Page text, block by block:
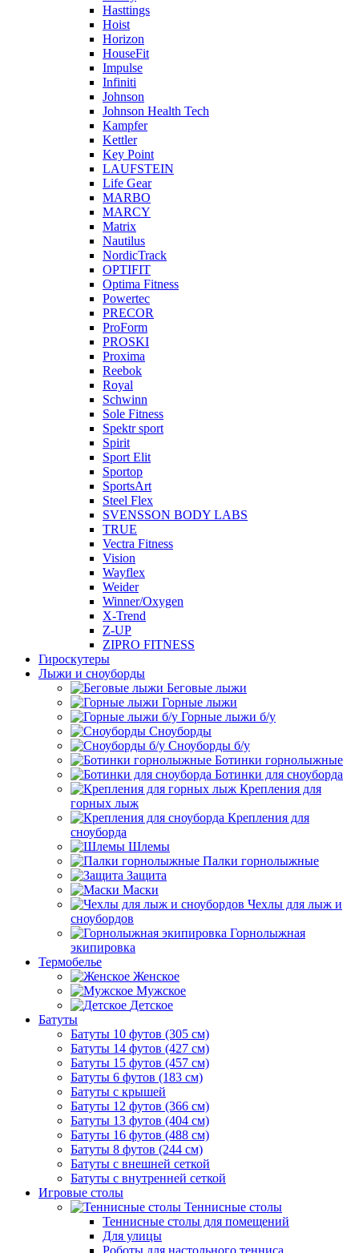
Hasttings
Hoist
Horizon
HouseFit
Impulse
Infiniti
Johnson
Johnson Health Tech
Kampfer
Kettler
Key Point
LAUFSTEIN
Life Gear
MARBO
MARCY
Matrix
Nautilus
NordicTrack
OPTIFIT
Optima Fitness
Powertec
PRECOR
ProForm
PROSKI
Proxima
Reebok
Royal
Schwinn
Sole Fitness
Spektr sport
Spirit
Sport Elit
Sportop
SportsArt
Steel Flex
SVENSSON BODY LABS
TRUE
Vectra Fitness
Vision
Wayflex
Weider
Winner/Oxygen
X-Trend
Z-UP
ZIPRO FITNESS
Гироскутеры
Лыжи и сноуборды
Беговые лыжи
Горные лыжи
Горные лыжи б/у
Сноуборды
Сноуборды б/у
Ботинки горнолыжные
Ботинки для сноуборда
Крепления для
горных лыж
Крепления для
сноуборда
Шлемы
Палки горнолыжные
Защита
Маски
Чехлы для лыж и
сноубордов
Горнолыжная
экипировка
Термобелье
Женское
Мужское
Детское
Батуты
Батуты 10 футов (305 см)
Батуты 14 футов (427 см)
Батуты 15 футов (457 см)
Батуты 6 футов (183 см)
Батуты с крышей
Батуты 12 футов (366 см)
Батуты 13 футов (404 см)
Батуты 16 футов (488 см)
Батуты 8 футов (244 см)
Батуты с внешней сеткой
Батуты с внутренней сеткой
Игровые столы
Теннисные столы
Теннисные столы для помещений
Для улицы
Роботы для настольного тенниса